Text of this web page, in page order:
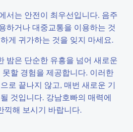
서는 안전이 최우선입니다. 음주
하거나 대중교통을 이용하는 것
게 귀가하는 것을 잊지 마세요.
밤은 단순한 유흥을 넘어 새로운
할 경험을 제공합니다. 이러한
로 끝나지 않고, 매번 새로운 기
것입니다. 강남호빠의 매력에
끽해 보시기 바랍니다.